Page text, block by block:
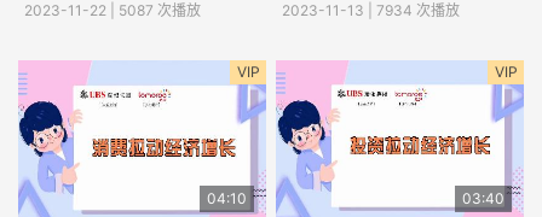
2023-11-22 | 5087 次播放
2023-11-13 | 7934 次播放
VIP
04:10
VIP
03:40